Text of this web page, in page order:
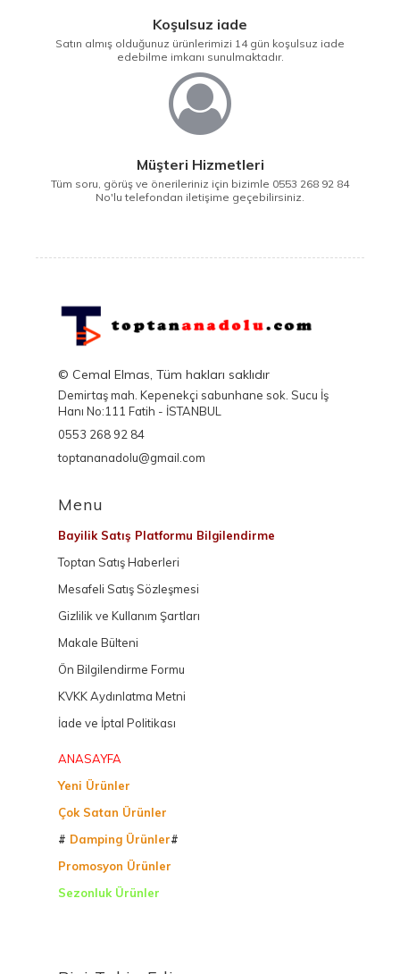
Koşulsuz iade
Satın almış olduğunuz ürünlerimizi 14 gün koşulsuz iade
edebilme imkanı sunulmaktadır.
Müşteri Hizmetleri
Tüm soru, görüş ve önerileriniz için bizimle 0553 268 92 84
No'lu telefondan iletişime geçebilirsiniz.
© Cemal Elmas, Tüm hakları saklıdır
Demirtaş mah. Kepenekçi sabunhane sok. Sucu İş
Hanı No:111 Fatih - İSTANBUL
0553 268 92 84
toptananadolu@gmail.com
Menu
Bayilik Satış Platformu Bilgilendirme
Toptan Satış Haberleri
Mesafeli Satış Sözleşmesi
Gizlilik ve Kullanım Şartları
Makale Bülteni
Ön Bilgilendirme Formu
KVKK Aydınlatma Metni
İade ve İptal Politikası
ANASAYFA
Yeni Ürünler
Çok Satan Ürünler
# Damping Ürünler#
Promosyon Ürünler
Sezonluk Ürünler